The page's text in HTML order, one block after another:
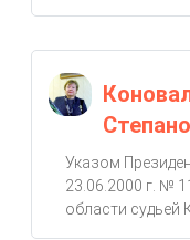
Указом
23.06.2000 г. №
области судьей